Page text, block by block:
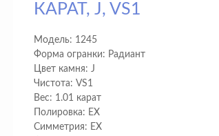
КАРАТ, J, VS1
Модель: 1245
Форма огранки: Радиант
Цвет камня: J
Чистота: VS1
Вес: 1.01 карат
Полировка: EX
Cимметрия: EX